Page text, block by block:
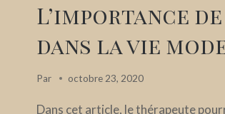
L’importance
dans la vie
Par octobre 23, 2020
Dans cet article, le thérapeute